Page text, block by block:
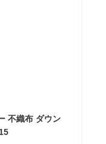
不織布 ダウン